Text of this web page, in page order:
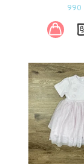
990